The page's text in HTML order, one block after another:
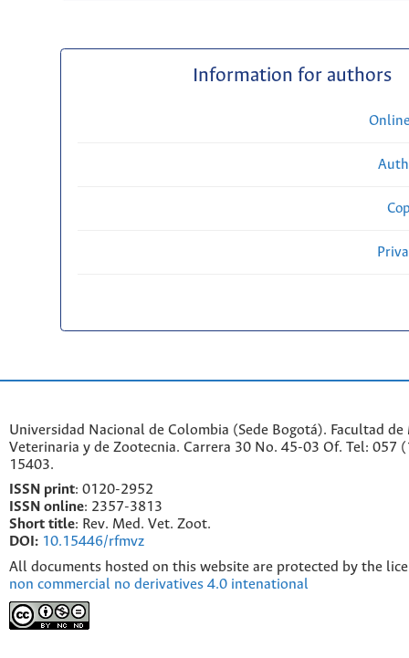
Information for authors
Universidad Nacional de Colombia (Sede Bogotá). Facultad de
Veterinaria y de Zootecnia. Carrera 30 No. 45-03 Of. Tel: 057
15403.
ISSN print: 0120-2952
SSN online: 2357-3813
Short title: Rev. Med. Vet. Zoot.
DOI: 10.15446/rfmvz
All documents hosted on this website are protected by the
non commercial no derivatives 4.0 intenational